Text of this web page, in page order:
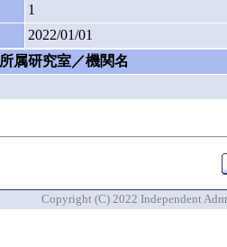
1
2022/01/01
所属研究室／機関名
Copyright (C) 2022 Independent